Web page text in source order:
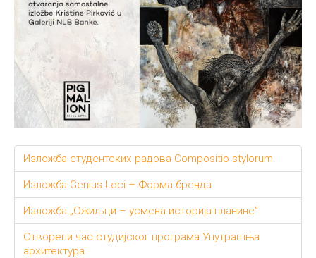
Изложба студентских радова Compositio stylorum
Изложба Genius Loci – Форма бренда
Изложба „Ожиљци – усмена историја планине”
Отворени час студијског програма Унутрашња
архитектура